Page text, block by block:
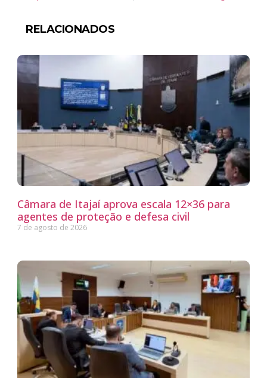
RELACIONADOS
Câmara de Itajaí aprova escala 12×36 para
agentes de proteção e defesa civil
7 de agosto de 2026